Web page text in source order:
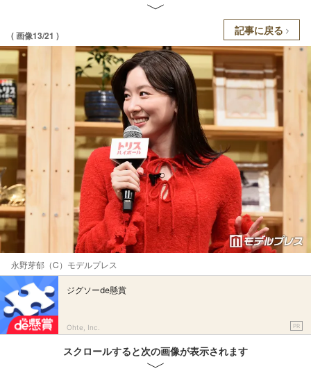
( 画像13/21 ) 記事に戻る
永野芽郁（C）モデルプレス
ジグソーde懸賞
Ohte, Inc. PR
スクロールすると次の画像が表示されます